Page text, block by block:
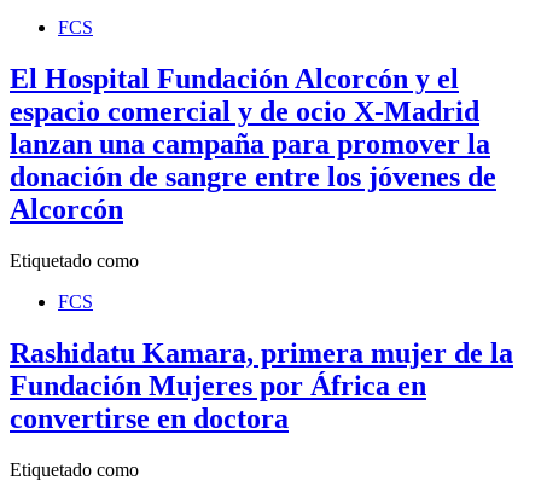
FCS
El Hospital Fundación Alcorcón y el
espacio comercial y de ocio X-Madrid
lanzan una campaña para promover la
donación de sangre entre los jóvenes de
Alcorcón
Etiquetado como
FCS
Rashidatu Kamara, primera mujer de la
Fundación Mujeres por África en
convertirse en doctora
Etiquetado como